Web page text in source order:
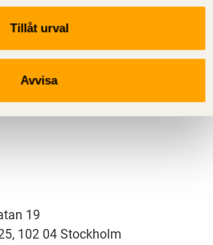
Tillåt urval
Avvisa
svensk sågverksindustri
förpackningsindustri samt
19
102 04 Stockholm